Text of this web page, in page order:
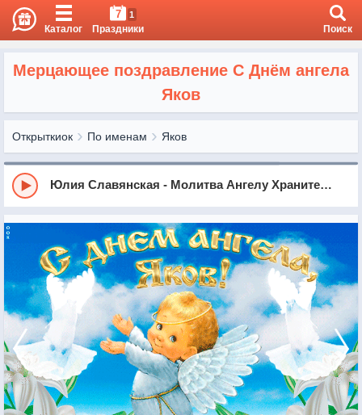
Каталог
7 1
Праздники Поиск
Мерцающее поздравление С Днём ангела
Яков
Открыткиок По именам Яков
Юлия Славянская - Молитва Ангелу Хранителю